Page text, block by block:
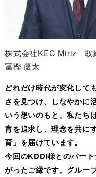
株式会社KEC Miriz 取
冨樫 優太
どれだけ時代が変化して
さを見つけ、しなやかに
いう想いのもと、私たち
育を追求し、理念を共に
育」を届けています。
今回のKDDI様とのパー
がったご縁です。グルー